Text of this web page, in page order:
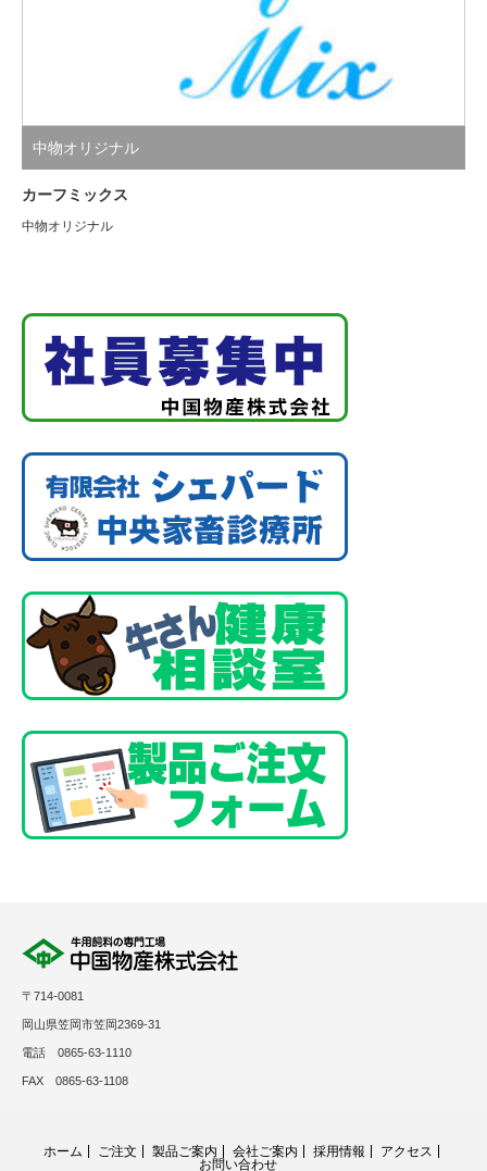
中物オリジナル
カーフミックス
中物オリジナル
〒714-0081
岡山県笠岡市笠岡2369-31
電話 0865-63-1110
FAX 0865-63-1108
ホーム ご注文 製品ご案内 会社ご案内 採用情報
アクセス
お問い合わせ